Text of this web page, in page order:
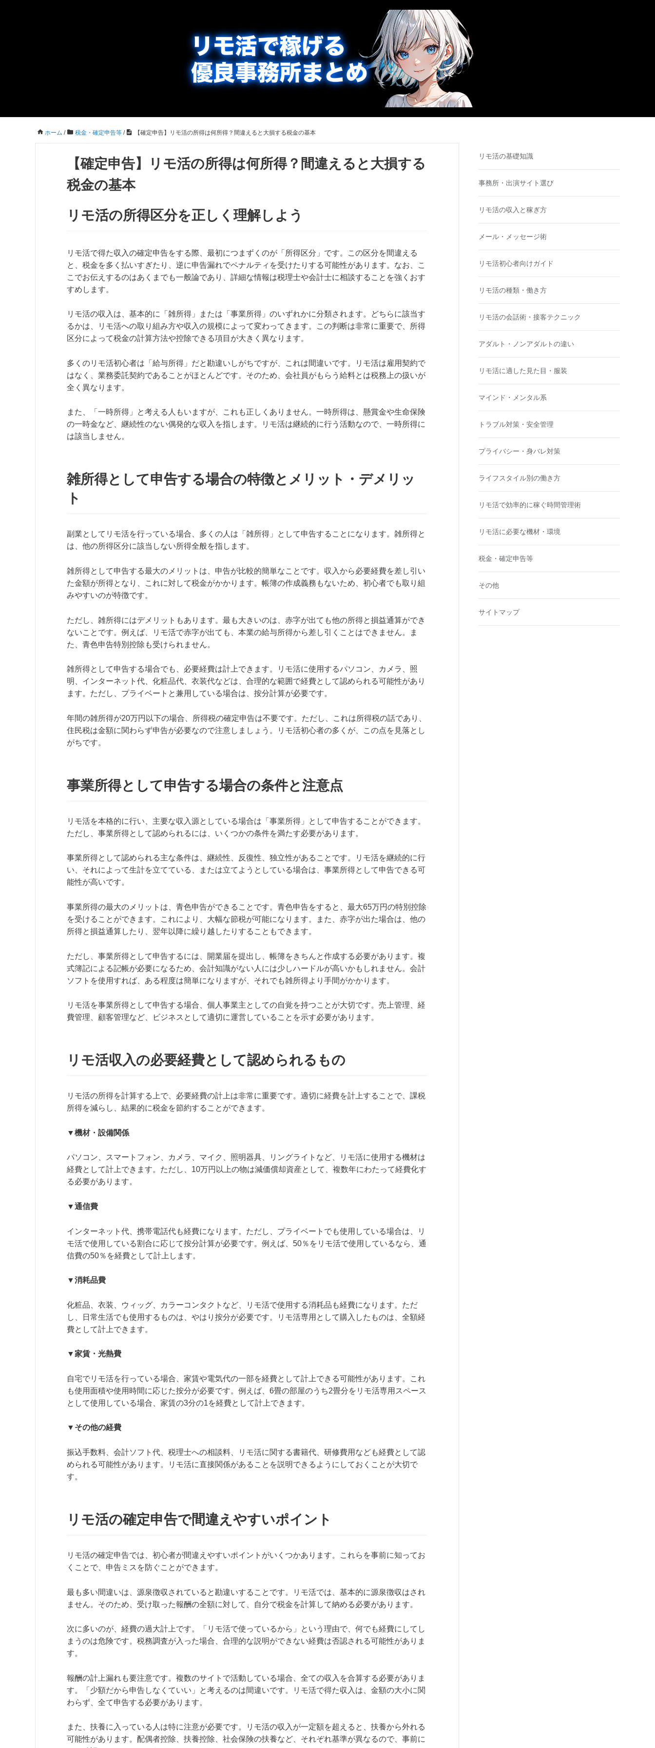
ホーム / 税金・確定申告等 / 【確定申告】リモ活の所得は何所得？間違えると大損する税金の基本
【確定申告】リモ活の所得は何所得？間違えると大損する
税金の基本
リモ活の所得区分を正しく理解しよう
リモ活で得た収入の確定申告をする際、最初につまずくのが「所得区分」です。この区分を間違える
と、税金を多く払いすぎたり、逆に申告漏れでペナルティを受けたりする可能性があります。なお、こ
こでお伝えするのはあくまでも一般論であり、詳細な情報は税理士や会計士に相談することを強くおす
すめします。
リモ活の収入は、基本的に「雑所得」または「事業所得」のいずれかに分類されます。どちらに該当す
るかは、リモ活への取り組み方や収入の規模によって変わってきます。この判断は非常に重要で、所得
区分によって税金の計算方法や控除できる項目が大きく異なります。
多くのリモ活初心者は「給与所得」だと勘違いしがちですが、これは間違いです。リモ活は雇用契約で
はなく、業務委託契約であることがほとんどです。そのため、会社員がもらう給料とは税務上の扱いが
全く異なります。
また、「一時所得」と考える人もいますが、これも正しくありません。一時所得は、懸賞金や生命保険
の一時金など、継続性のない偶発的な収入を指します。リモ活は継続的に行う活動なので、一時所得に
は該当しません。
雑所得として申告する場合の特徴とメリット・デメリッ
ト
副業としてリモ活を行っている場合、多くの人は「雑所得」として申告することになります。雑所得と
は、他の所得区分に該当しない所得全般を指します。
雑所得として申告する最大のメリットは、申告が比較的簡単なことです。収入から必要経費を差し引い
た金額が所得となり、これに対して税金がかかります。帳簿の作成義務もないため、初心者でも取り組
みやすいのが特徴です。
ただし、雑所得にはデメリットもあります。最も大きいのは、赤字が出ても他の所得と損益通算ができ
ないことです。例えば、リモ活で赤字が出ても、本業の給与所得から差し引くことはできません。ま
た、青色申告特別控除も受けられません。
雑所得として申告する場合でも、必要経費は計上できます。リモ活に使用するパソコン、カメラ、照
明、インターネット代、化粧品代、衣装代などは、合理的な範囲で経費として認められる可能性があり
ます。ただし、プライベートと兼用している場合は、按分計算が必要です。
年間の雑所得が20万円以下の場合、所得税の確定申告は不要です。ただし、これは所得税の話であり、
住民税は金額に関わらず申告が必要なので注意しましょう。リモ活初心者の多くが、この点を見落とし
がちです。
事業所得として申告する場合の条件と注意点
リモ活を本格的に行い、主要な収入源としている場合は「事業所得」として申告することができます。
ただし、事業所得として認められるには、いくつかの条件を満たす必要があります。
事業所得として認められる主な条件は、継続性、反復性、独立性があることです。リモ活を継続的に行
い、それによって生計を立てている、または立てようとしている場合は、事業所得として申告できる可
能性が高いです。
事業所得の最大のメリットは、青色申告ができることです。青色申告をすると、最大65万円の特別控除
を受けることができます。これにより、大幅な節税が可能になります。また、赤字が出た場合は、他の
所得と損益通算したり、翌年以降に繰り越したりすることもできます。
ただし、事業所得として申告するには、開業届を提出し、帳簿をきちんと作成する必要があります。複
式簿記による記帳が必要になるため、会計知識がない人には少しハードルが高いかもしれません。会計
ソフトを使用すれば、ある程度は簡単になりますが、それでも雑所得より手間がかかります。
リモ活を事業所得として申告する場合、個人事業主としての自覚を持つことが大切です。売上管理、経
費管理、顧客管理など、ビジネスとして適切に運営していることを示す必要があります。
リモ活収入の必要経費として認められるもの
リモ活の所得を計算する上で、必要経費の計上は非常に重要です。適切に経費を計上することで、課税
所得を減らし、結果的に税金を節約することができます。
▼機材・設備関係
パソコン、スマートフォン、カメラ、マイク、照明器具、リングライトなど、リモ活に使用する機材は
経費として計上できます。ただし、10万円以上の物は減価償却資産として、複数年にわたって経費化す
る必要があります。
▼通信費
インターネット代、携帯電話代も経費になります。ただし、プライベートでも使用している場合は、リ
モ活で使用している割合に応じて按分計算が必要です。例えば、50％をリモ活で使用しているなら、通
信費の50％を経費として計上します。
▼消耗品費
化粧品、衣装、ウィッグ、カラーコンタクトなど、リモ活で使用する消耗品も経費になります。ただ
し、日常生活でも使用するものは、やはり按分が必要です。リモ活専用として購入したものは、全額経
費として計上できます。
▼家賃・光熱費
自宅でリモ活を行っている場合、家賃や電気代の一部を経費として計上できる可能性があります。これ
も使用面積や使用時間に応じた按分が必要です。例えば、6畳の部屋のうち2畳分をリモ活専用スペース
として使用している場合、家賃の3分の1を経費として計上できます。
▼その他の経費
振込手数料、会計ソフト代、税理士への相談料、リモ活に関する書籍代、研修費用なども経費として認
められる可能性があります。リモ活に直接関係があることを説明できるようにしておくことが大切で
す。
リモ活の確定申告で間違えやすいポイント
リモ活の確定申告では、初心者が間違えやすいポイントがいくつかあります。これらを事前に知ってお
くことで、申告ミスを防ぐことができます。
最も多い間違いは、源泉徴収されていると勘違いすることです。リモ活では、基本的に源泉徴収はされ
ません。そのため、受け取った報酬の全額に対して、自分で税金を計算して納める必要があります。
次に多いのが、経費の過大計上です。「リモ活で使っているから」という理由で、何でも経費にしてし
まうのは危険です。税務調査が入った場合、合理的な説明ができない経費は否認される可能性がありま
す。
報酬の計上漏れも要注意です。複数のサイトで活動している場合、全ての収入を合算する必要がありま
す。「少額だから申告しなくていい」と考えるのは間違いです。リモ活で得た収入は、金額の大小に関
わらず、全て申告する必要があります。
また、扶養に入っている人は特に注意が必要です。リモ活の収入が一定額を超えると、扶養から外れる
可能性があります。配偶者控除、扶養控除、社会保険の扶養など、それぞれ基準が異なるので、事前に
リモ活の基礎知識
事務所・出演サイト選び
リモ活の収入と稼ぎ方
メール・メッセージ術
リモ活初心者向けガイド
リモ活の種類・働き方
リモ活の会話術・接客テクニック
アダルト・ノンアダルトの違い
リモ活に適した見た目・服装
マインド・メンタル系
トラブル対策・安全管理
プライバシー・身バレ対策
ライフスタイル別の働き方
リモ活で効率的に稼ぐ時間管理術
リモ活に必要な機材・環境
税金・確定申告等
その他
サイトマップ